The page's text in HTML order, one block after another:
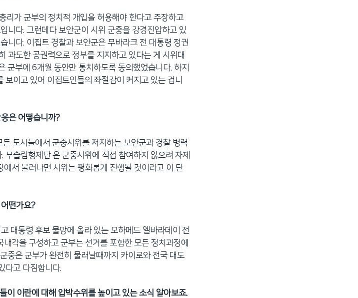
리가 군부의 정치적 개입을 허용해야 한다고 주장하고
니다. 그런데다 보안군이 시위 군중을 강경진압하고 있
니다. 이집트 경찰과 보안군은 무바라크 전 대통령 정권
과도한 공권력으로 정부를 지지하고 있다는 게 시위대
군부에 6개월 동안만 통치하도록 동의했었습니다. 하지
이고 있어 이집트인들의 좌절감이 커지고 있는 겁니
은 어떻습니까?
도시들에서 군중시위를 저지하는 보안군과 경찰 병력
슬림형제단 은 군중시위에 직접 참여하지 않으려 자제
서 물러나면 시위는 평화롭게 진행될 것이라고 이 단
떤가요?
대통령 후보 물망에 올라 있는 모하메드 엘바라데이 전
각을 구성하고 군부는 선거를 포함한 모든 정치과정에
중은 군부가 완전히 물러날때까지 카이로와 전국 대도
다고 다짐합니다.
이 이란에 대해 압박수위를 높이고 있는 소식 알아보죠.